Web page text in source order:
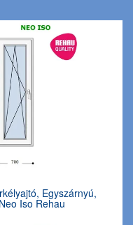
Egyszárnyú,
Iso Rehau